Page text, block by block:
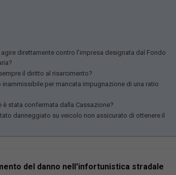
direttamente contro l’impresa designata dal Fondo
il diritto al risarcimento?
per mancata impugnazione di una ratio
stata confermata dalla Cassazione?
danneggiato su veicolo non assicurato di ottenere il
del danno nell'infortunistica stradale